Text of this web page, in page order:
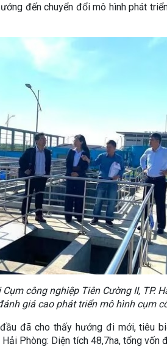
đến chuyển đổi mô hình phát
công nghiệp Tiên Cường II, TP.
giá cao phát triển mô hình cụm
đã cho thấy hướng đi mới, tiêu
Hải Phòng: Diện tích 48,7ha, tổng